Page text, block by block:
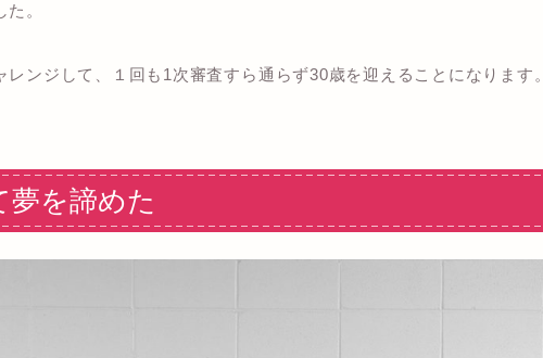
。
ンジして、１回も1次審査すら通らず30歳を迎えることになります。
を諦めた